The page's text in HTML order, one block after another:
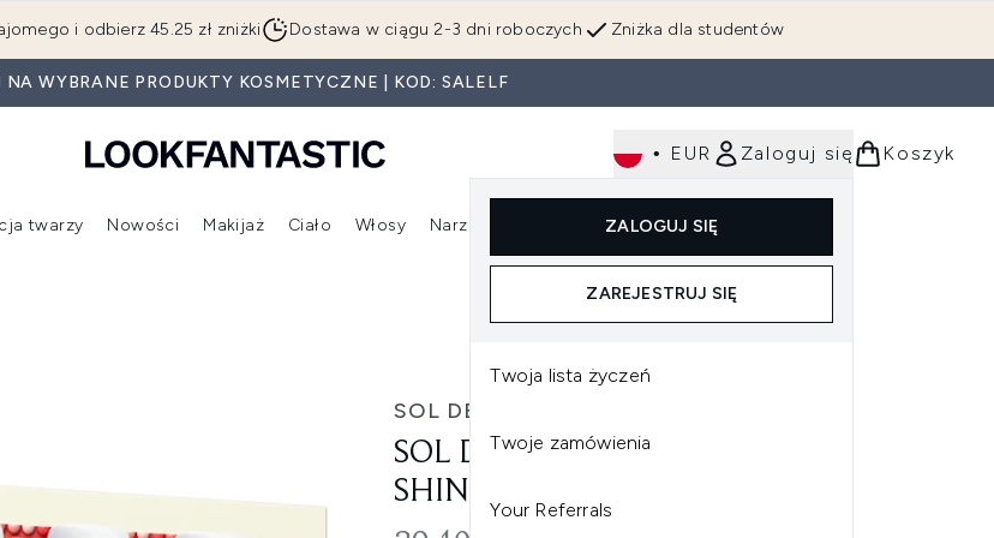
Przejdź do głównej treści
Zniżka dla studentów
i odbierz 45.25 zł zniżki Dostawa w ciągu 2-3 dni roboczych
WYBRANE PRODUKTY KOSMETYCZNE | KOD: SALELF
• EUR Zaloguj się
ZALOGUJ SIĘ
ZAREJESTRUJ SIĘ
Twoja lista życzeń
Twoje zamówienia
Your Referrals
Koszyk
Wejdź do podmenu (Beauty Box)
Wejdź do podmenu (Marki)
twarzy
Wejdź do podmenu (Pielęgnacja twarzy)
Nowości
Wejdź do podmenu (Nowości)
Makijaż
Wejdź do podmenu (Makijaż)
Ciało Włosy
Wejdź do podmenu (Włosy)
Narzędzia
Wejdź do podmenu (Narzędzia)
Dla mężczyzn
SOL DE JANEIRO
SOL DE JANEIRO SPRITZ &
SHINE